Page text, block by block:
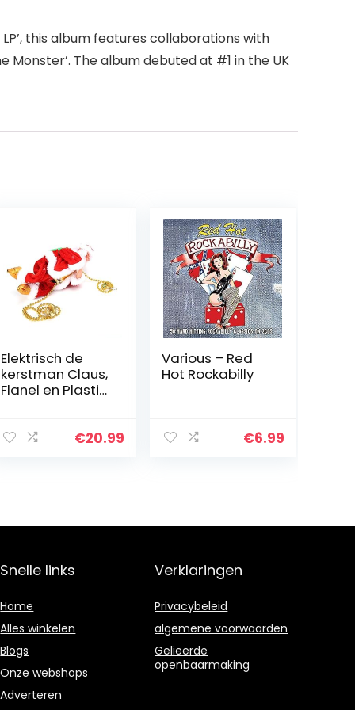
this album features collaborations with
Monster’. The album debuted at #1 in the UK
Elektrisch de
kerstman Claus,
Flanel en Plastic
Ontwerp voor
€20.99
Various – Red
Hot Rockabilly
€6.99
Snelle links
Home
Alles winkelen
Blogs
Onze webshops
Adverteren
Verklaringen
Privacybeleid
algemene voorwaarden
Gelieerde
openbaarmaking